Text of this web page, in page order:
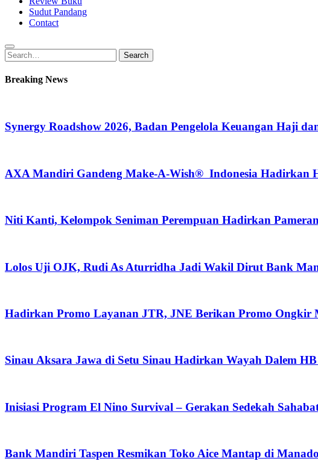
Sudut Pandang
Contact
Search
for:
Search
Breaking News
Synergy Roadshow 2026, Badan Pengelola Keuangan Haji
AXA Mandiri Gandeng Make-A-Wish® Indonesia Hadirkan
Niti Kanti, Kelompok Seniman Perempuan Hadirkan
Lolos Uji OJK, Rudi As Aturridha Jadi Wakil Dirut Bank
Hadirkan Promo Layanan JTR, JNE Berikan Promo Ongkir
Sinau Aksara Jawa di Setu Sinau Hadirkan Wayah Dalem
Inisiasi Program El Nino Survival – Gerakan Sedekah
Bank Mandiri Taspen Resmikan Toko Aice Mantap di